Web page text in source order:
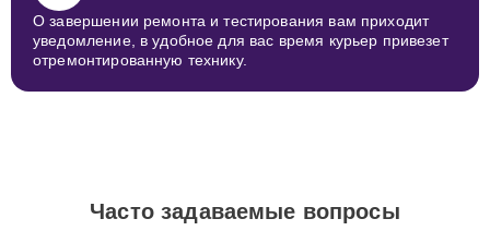
О завершении ремонта и тестирования вам приходит
уведомление, в удобное для вас время курьер привезет
отремонтированную технику.
Часто задаваемые вопросы